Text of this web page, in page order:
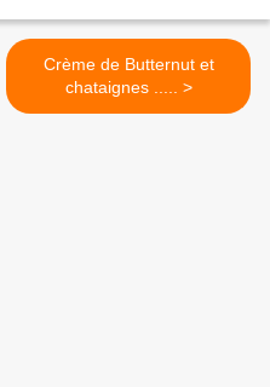
Crème de Butternut et
chataignes ..... >